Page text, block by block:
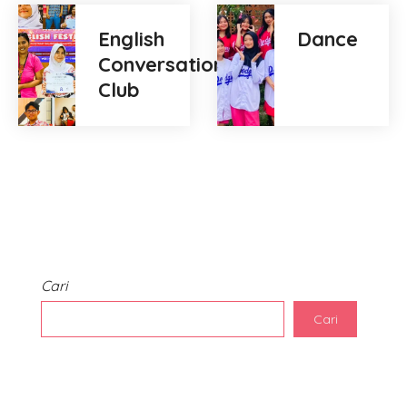
English
Conversation
Club
Dance
Cari
Cari